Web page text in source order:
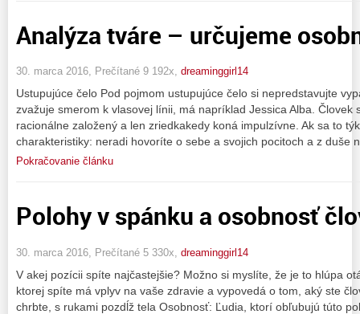
Analýza tváre – určujeme
30. marca 2016, Prečítané 9 192x, dreaminggirl14
Ustupujúce čelo Pod pojmom ustupujúce čelo si nepredstavujte
zvažuje smerom k vlasovej línii, má napríklad Jessica Alba. Človek
racionálne založený a len zriedkakedy koná impulzívne. Ak sa to
charakteristiky: neradi hovoríte o sebe a svojich pocitoch a z duše
Pokračovanie článku
Polohy v spánku a osobnosť
30. marca 2016, Prečítané 5 330x, dreaminggirl14
V akej pozícii spíte najčastejšie? Možno si myslíte, že je to hlúpa
ktorej spíte má vplyv na vaše zdravie a vypovedá o tom, aký ste
chrbte, s rukami pozdĺž tela Osobnosť: Ľudia, ktorí obľubujú túto